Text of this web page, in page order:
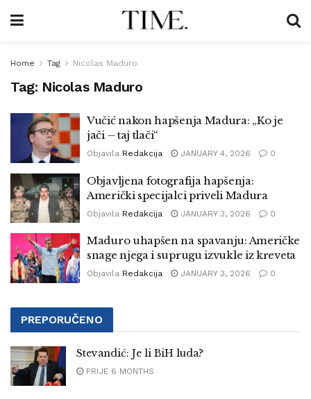
Home Tag Nicolas Maduro
Tag: Nicolas Maduro
Vučić nakon hapšenja Madura: „Ko je
jači – taj tlači“
Objavila Redakcija JANUARY 4, 2026 0
Objavljena fotografija hapšenja:
Američki specijalci priveli Madura
Objavila Redakcija JANUARY 3, 2026 0
Maduro uhapšen na spavanju: Američke
snage njega i suprugu izvukle iz kreveta
Objavila Redakcija JANUARY 3, 2026 0
PREPORUČENO
Stevandić: Je li BiH luda?
PRIJE 6 MONTHS